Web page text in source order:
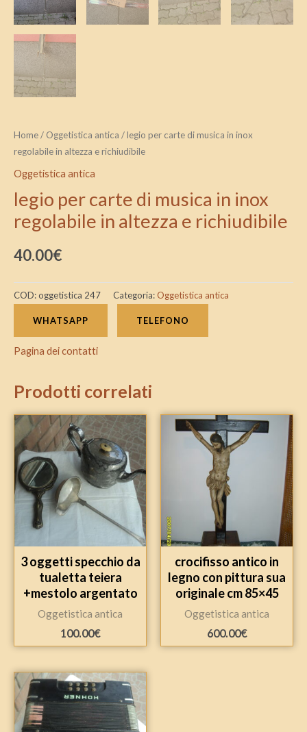
Home/ Oggetistica antica / legio per carte di musica in inox
regolabile in altezza e richiudibile
Oggetistica antica
legio per carte di musica in inox
regolabile in altezza e richiudibile
40.00€
COD:oggetistica 247 Categoria: Oggetistica antica
WHATSAPP TELEFONO
Pagina dei contatti
Prodotti correlati
3 oggetti specchio da
tualetta teiera
+mestolo argentato
Oggetistica antica
100.00€
crocifisso antico in
legno con pittura sua
originale cm 85×45
Oggetistica antica
600.00€